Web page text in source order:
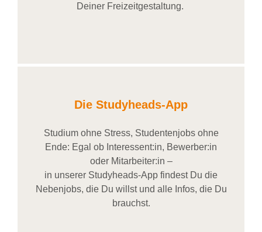
DeinerFreizeitgestaltung.
Die Studyheads-App
Studium ohne Stress, Studentenjobs ohne
Ende: Egal ob Interessent:in, Bewerber:in
oder Mitarbeiter:in –
in unserer Studyheads-App findest Du die
Nebenjobs, die Du willst und alle Infos, die Du
brauchst.